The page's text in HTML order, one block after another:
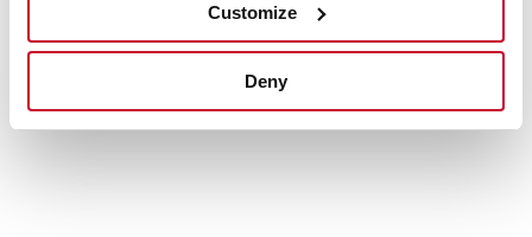
Customize
Deny